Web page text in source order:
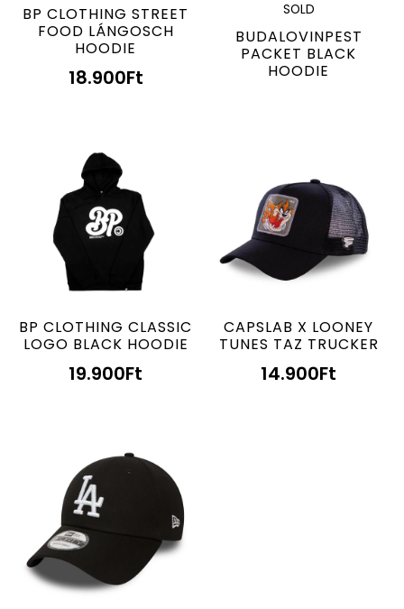
BP CLOTHING STREET
FOOD LÁNGOSCH
HOODIE
18.900Ft
SOLD
BUDALOVINPEST
PACKET BLACK
HOODIE
BP CLOTHING CLASSIC
LOGO BLACK HOODIE
19.900Ft
CAPSLAB X LOONEY
TUNES TAZ TRUCKER
14.900Ft